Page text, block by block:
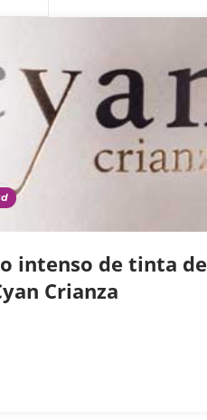
intenso de tinta de
Crianza